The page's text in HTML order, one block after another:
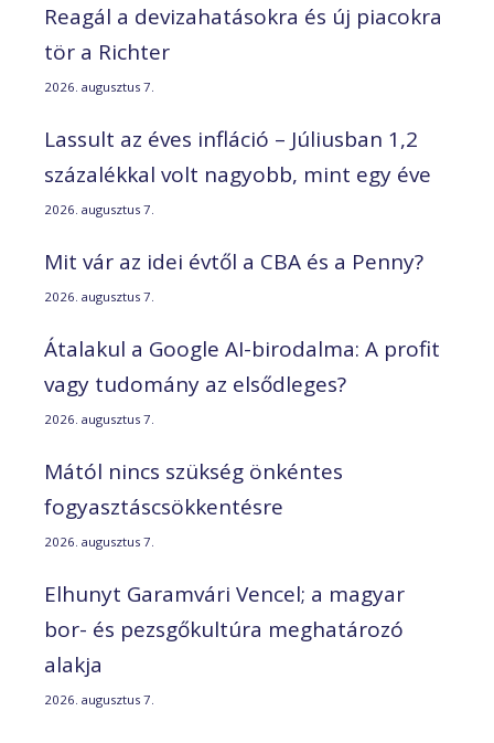
Reagál a devizahatásokra és új piacokra
tör a Richter
2026. augusztus 7.
Lassult az éves infláció – Júliusban 1,2
százalékkal volt nagyobb, mint egy éve
2026. augusztus 7.
Mit vár az idei évtől a CBA és a Penny?
2026. augusztus 7.
Átalakul a Google AI-birodalma: A profit
vagy tudomány az elsődleges?
2026. augusztus 7.
Mától nincs szükség önkéntes
fogyasztáscsökkentésre
2026. augusztus 7.
Elhunyt Garamvári Vencel; a magyar
bor- és pezsgőkultúra meghatározó
alakja
2026. augusztus 7.